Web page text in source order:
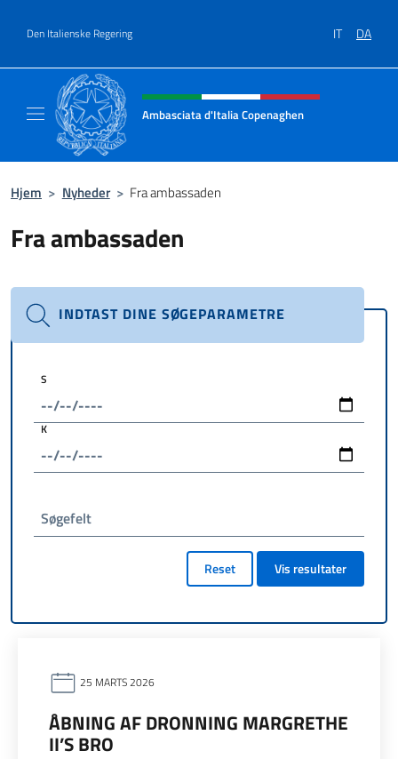
Den Italienske Regering IT DA
Hjemmesidehoved, sociale
Ambasciata d'Italia Copenaghen
Hjem > Nyheder > Fra ambassaden
Fra ambassaden
INDTAST DINE SØGEPARAMETRE
S
K
Søgefelt
Reset Vis resultater
25 MARTS 2026
ÅBNING AF DRONNING MARGRETHE
II’S BRO